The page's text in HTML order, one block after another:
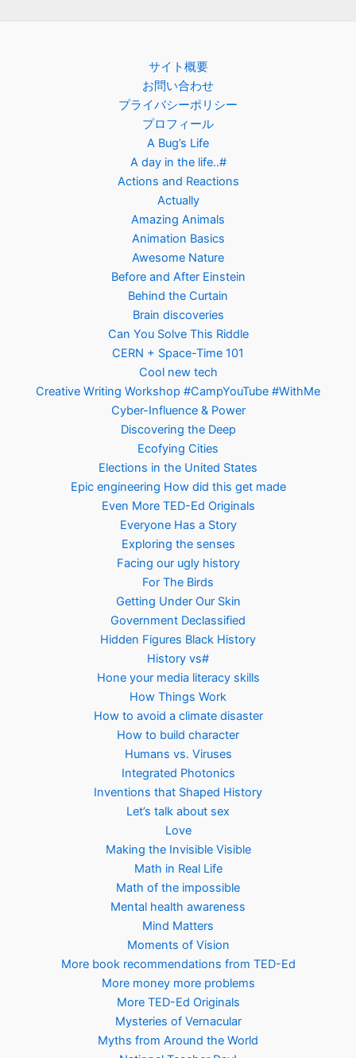
サイト概要
お問い合わせ
プライバシーポリシー
プロフィール
A Bug’s Life
A day in the life..#
Actions and Reactions
Actually
Amazing Animals
Animation Basics
Awesome Nature
Before and After Einstein
Behind the Curtain
Brain discoveries
Can You Solve This Riddle
CERN + Space-Time 101
Cool new tech
Creative Writing Workshop #CampYouTube #WithMe
Cyber-Influence & Power
Discovering the Deep
Ecofying Cities
Elections in the United States
Epic engineering How did this get made
Even More TED-Ed Originals
Everyone Has a Story
Exploring the senses
Facing our ugly history
For The Birds
Getting Under Our Skin
Government Declassified
Hidden Figures Black History
History vs#
Hone your media literacy skills
How Things Work
How to avoid a climate disaster
How to build character
Humans vs. Viruses
Integrated Photonics
Inventions that Shaped History
Let’s talk about sex
Love
Making the Invisible Visible
Math in Real Life
Math of the impossible
Mental health awareness
Mind Matters
Moments of Vision
More book recommendations from TED-Ed
More money more problems
More TED-Ed Originals
Mysteries of Vernacular
Myths from Around the World